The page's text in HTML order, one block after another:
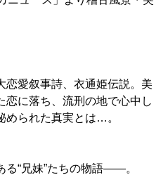
恋愛叙事詩、衣通姫伝説。美
恋に落ち、流刑の地で心中し
められた真実とは…。
る“兄妹”たちの物語――。